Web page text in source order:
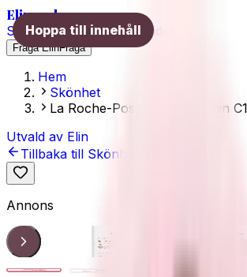
Hoppa till innehåll
Elins val
SkönhetHälsa TräningGuider
Fråga ElinFråga
Hem
Skönhet
La Roche-Posay Pure Vitamin
Utvald av Elin
Tillbaka till Skönhet
Annons
Vitamin C10
1/ 4